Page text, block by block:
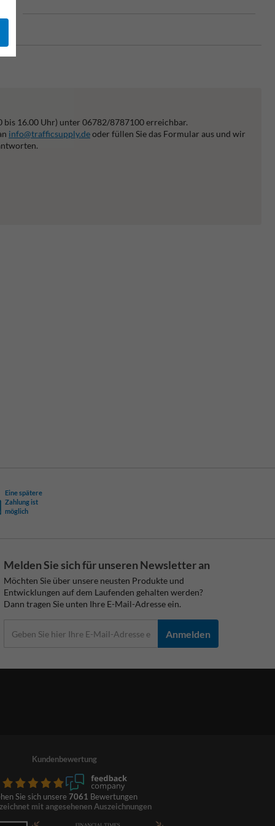
bis 16.00 Uhr) unter 06782/8787100 erreichbar.
info@trafficsupply.deoder füllen Sie das Formular aus und wir
Eine spätere
Zahlung ist
möglich
Melden Sie sich für unseren Newsletter an
Möchten Sie über unsere neusten Produkte und
Entwicklungen auf dem Laufenden gehalten werden?
Dann tragen Sie unten Ihre E-Mail-Adresse ein.
Anmelden
Kundenbewertung
Sie sich unsere 7061 Bewertungen
mit angesehenen Auszeichnungen